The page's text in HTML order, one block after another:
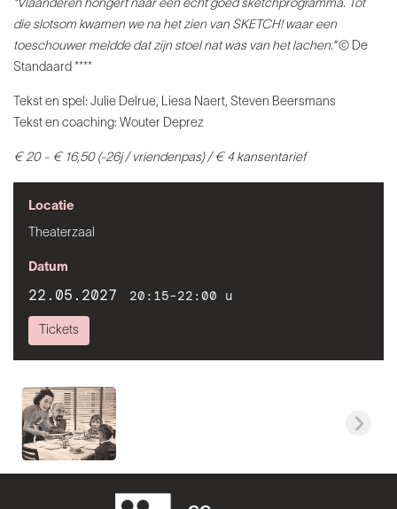
“Vlaanderen hongert naar een écht goed sketchprogramma. Tot
die slotsom kwamen we na het zien van SKETCH! waar een
toeschouwer meldde dat zijn stoel nat was van het lachen.”© De
Standaard ****
Tekst en spel: Julie Delrue, Liesa Naert, Steven Beersmans
Tekst en coaching: Wouter Deprez
€ 20 - € 16,50 (-26j / vriendenpas) / € 4 kansentarief
Locatie
Theaterzaal
Datum
22.05.2027 20:15-22:00 u
Tickets